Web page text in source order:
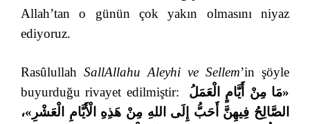
Allah’tan o günün çok yakın olmasını niyaz
ediyoruz.
Rasûlullah SallAllahu Aleyhi ve Sellem’in şöyle
buyurduğu rivayet edilmiştir: «مَا مِنْ أَيَّامٍ الْعَمَلُ
الصَّالِحُ فِيهِنَّ أَحَبُّ إِلَى اللهِ مِنْ هَذِهِ الْأَيَّامِ الْعَشْرِ»،